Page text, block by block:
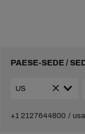
PAESE-SEDE /
+1 2127644800